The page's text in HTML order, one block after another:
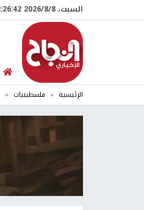
السبت، 8/‏8/‏2026 02:26:43 مساءً
الرئيسية فلسطينيات